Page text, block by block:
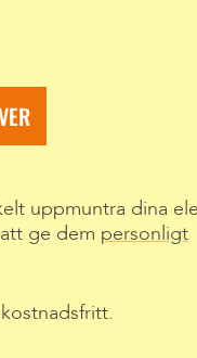
uppmuntra dina
ge dem personligt